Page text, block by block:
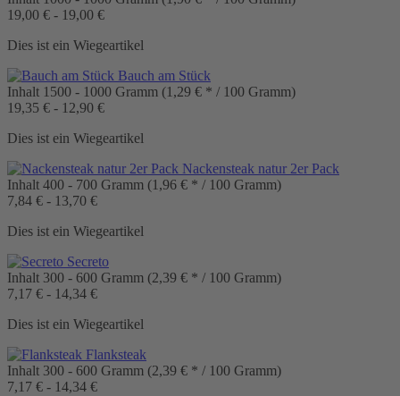
19,00 € - 19,00 €
Dies ist ein Wiegeartikel
Bauch am Stück
Inhalt 1500 - 1000 Gramm (1,29 € * / 100 Gramm)
19,35 € - 12,90 €
Dies ist ein Wiegeartikel
Nackensteak natur 2er Pack
Inhalt 400 - 700 Gramm (1,96 € * / 100 Gramm)
7,84 € - 13,70 €
Dies ist ein Wiegeartikel
Secreto
Inhalt 300 - 600 Gramm (2,39 € * / 100 Gramm)
7,17 € - 14,34 €
Dies ist ein Wiegeartikel
Flanksteak
Inhalt 300 - 600 Gramm (2,39 € * / 100 Gramm)
7,17 € - 14,34 €